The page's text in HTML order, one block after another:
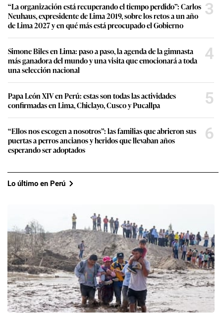
“La organización está recuperando el tiempo perdido”: Carlos
Neuhaus, expresidente de Lima 2019, sobre los retos a un año
de Lima 2027 y en qué más está preocupado el Gobierno
3
Simone Biles en Lima: paso a paso, la agenda de la gimnasta
más ganadora del mundo y una visita que emocionará a toda
una selección nacional
4
Papa León XIV en Perú: estas son todas las actividades
confirmadas en Lima, Chiclayo, Cusco y Pucallpa
5
“Ellos nos escogen a nosotros”: las familias que abrieron sus
puertas a perros ancianos y heridos que llevaban años
esperando ser adoptados
6
Lo último en Perú